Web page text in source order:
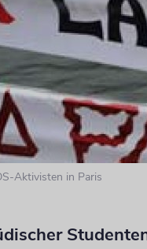
Aktivisten in Paris